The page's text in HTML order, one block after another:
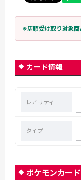
※店頭受け取り対象商
カード情報
レアリティ
タイプ
ポケモンカー